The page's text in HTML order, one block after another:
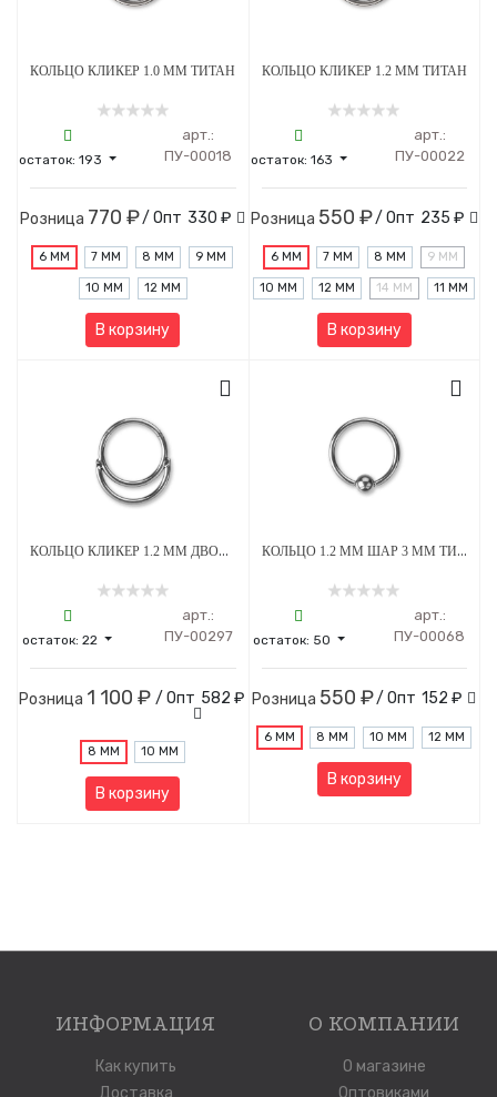
КОЛЬЦО КЛИКЕР 1.0 ММ ТИТАН
остаток: 193
арт.:
ПУ-00018
Розница 770 ₽/ Опт 330 ₽
6 ММ 7 ММ 8 ММ 9 ММ
10 ММ 12 ММ
В корзину
КОЛЬЦО КЛИКЕР 1.2 ММ ТИТАН
остаток: 163
арт.:
ПУ-00022
Розница 550 ₽/ Опт 235 ₽
6 ММ 7 ММ 8 ММ 9 ММ
10 ММ 12 ММ 14 ММ 11 ММ
В корзину
КОЛЬЦО КЛИКЕР 1.2 ММ ДВОЙНОЕ ТИТАН
остаток:22
арт.:
ПУ-00297
Розница 1 100 ₽ / Опт 582 ₽
8 ММ 10 ММ
В корзину
КОЛЬЦО 1.2 ММ ШАР 3 ММ ТИТАН
остаток: 50
арт.:
ПУ-00068
Розница 550 ₽/ Опт 152 ₽
6 ММ 8 ММ 10 ММ 12 ММ
В корзину
ИНФОРМАЦИЯ
Как купить
О КОМПАНИИ
О магазине